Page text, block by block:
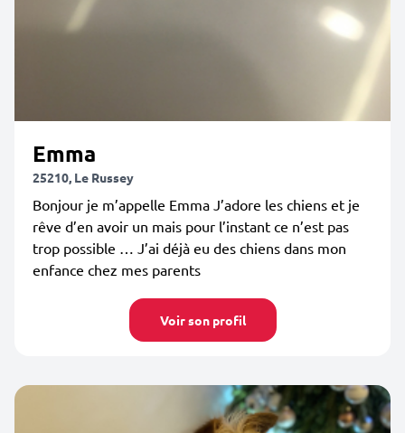
Emma
25210, Le Russey
Bonjour je m’appelle Emma J’adore les chiens et je
rêve d’en avoir un mais pour l’instant ce n’est pas
trop possible … J’ai déjà eu des chiens dans mon
enfance chez mes parents
Voir son profil